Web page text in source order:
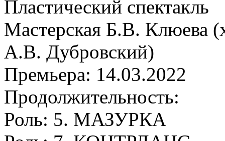
Пластический спектакль
Мастерская Б.В. Клюева
А.В. Дубровский)
Премьера: 14.03.2022
Продолжительность:
Роль: 5. МАЗУРКА